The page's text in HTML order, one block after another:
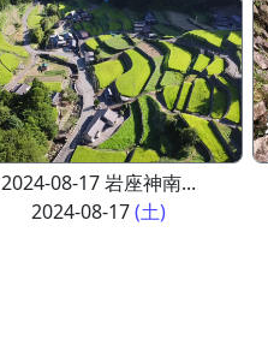
2024-08-17 岩座神南...
2024-08-17(土)